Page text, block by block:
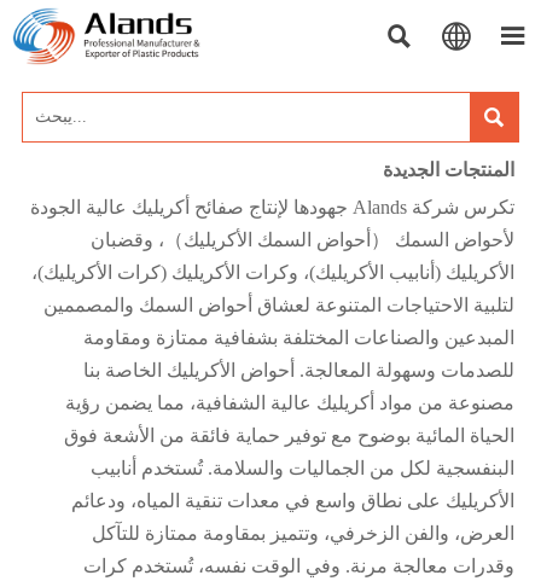
  

المنتجات الجديدة
تكرس شركة Alands جهودها لإنتاج صفائح أكريليك عالية الجودة
لأحواض السمك （أحواض السمك الأكريليك）، وقضبان
الأكريليك (أنابيب الأكريليك)، وكرات الأكريليك (كرات الأكريليك)،
لتلبية الاحتياجات المتنوعة لعشاق أحواض السمك والمصممين
المبدعين والصناعات المختلفة بشفافية ممتازة ومقاومة
للصدمات وسهولة المعالجة. أحواض الأكريليك الخاصة بنا
مصنوعة من مواد أكريليك عالية الشفافية، مما يضمن رؤية
الحياة المائية بوضوح مع توفير حماية فائقة من الأشعة فوق
البنفسجية لكل من الجماليات والسلامة. تُستخدم أنابيب
الأكريليك على نطاق واسع في معدات تنقية المياه، ودعائم
العرض، والفن الزخرفي، وتتميز بمقاومة ممتازة للتآكل
وقدرات معالجة مرنة. وفي الوقت نفسه، تُستخدم كرات